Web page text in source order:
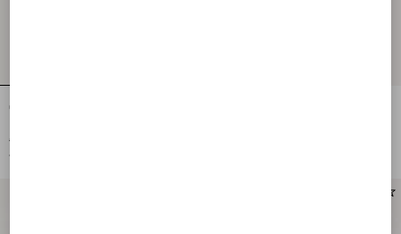
Claquettes Ta Chambre En Laine
€ 790,00
€ 395,00